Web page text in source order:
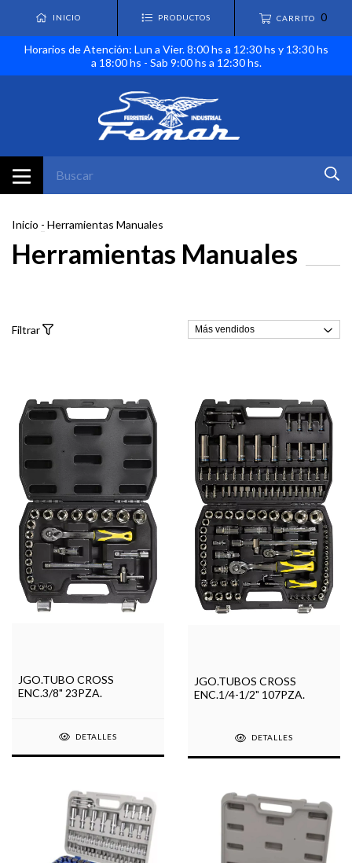
INICIO PRODUCTOS CARRITO 0
Horarios de Atención: Lun a Vier. 8:00 hs a 12:30 hs y 13:30 hs
a 18:00 hs - Sab 9:00 hs a 12:30 hs.
Inicio - Herramientas Manuales
Herramientas Manuales
Filtrar
JGO.TUBO CROSS
ENC.3/8" 23PZA.
DETALLES
JGO.TUBOS CROSS
ENC.1/4-1/2" 107PZA.
DETALLES